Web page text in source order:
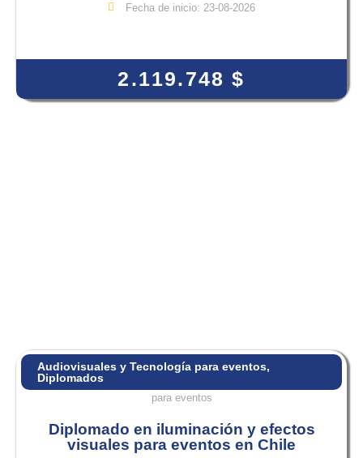
Fecha de inicio: 23-08-2026
2.119.748$
Audiovisuales y Tecnología para eventos,
Diplomados
Diplomado en iluminación y efectos
visuales para eventos en Chile